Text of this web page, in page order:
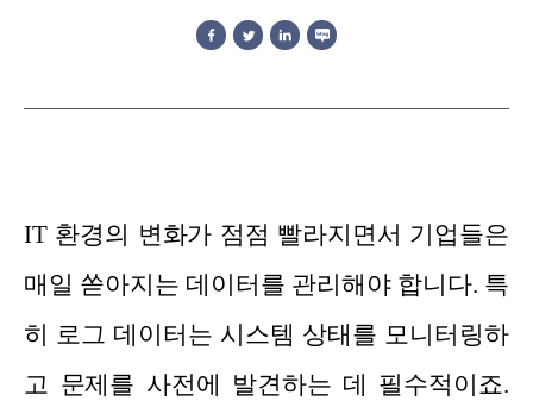
IT 환경의 변화가 점점 빨라지면서 기업들은
매일 쏟아지는 데이터를 관리해야 합니다. 특
히 로그 데이터는 시스템 상태를 모니터링하
고 문제를 사전에 발견하는 데 필수적이죠.